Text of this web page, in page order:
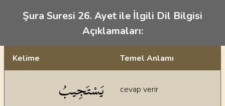
Şura Suresi 26. Ayet ile İlgili Dil Bilgisi
Açıklamaları:
Kelime Temel Anlamı
يَسْتَجِيبُ cevap verir